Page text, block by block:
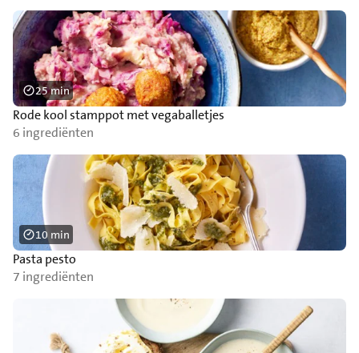
Rode kool stamppot met vegaballetjes
6 ingrediënten
25 min
Pasta pesto
7 ingrediënten
10 min